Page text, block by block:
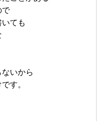
で
ても
いから
す。